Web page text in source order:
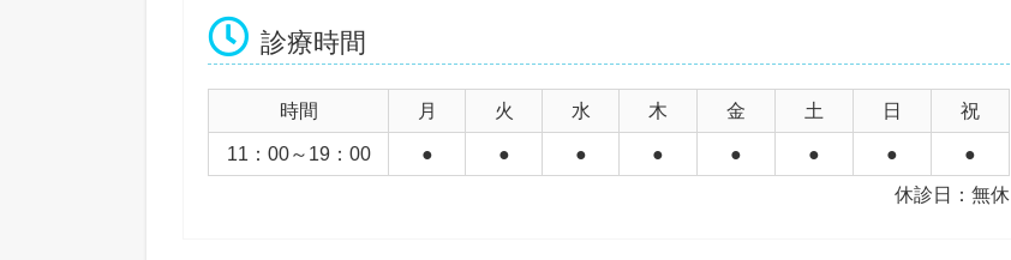
診療時間
時間 月 火 水 木 金 土 日 祝
11：00～19：00 ● ● ● ● ● ● ●
●
休診日：無休